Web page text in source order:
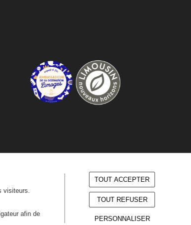
visiteurs.
afin de
TOUT ACCEPTER
TOUT REFUSER
PERSONNALISER